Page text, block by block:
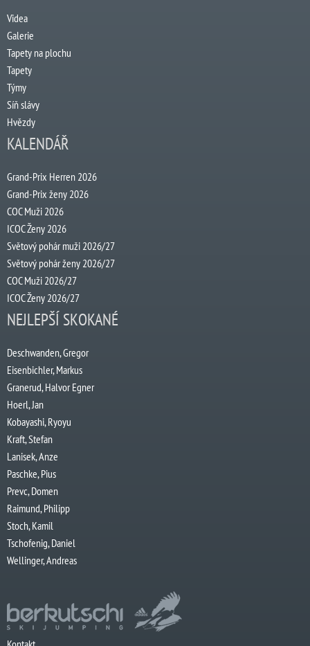
Videa
Galerie
Tapety na plochu
Tapety
Týmy
Síň slávy
Hvězdy
KALENDÁŘ
Grand-Prix Herren 2026
Grand-Prix ženy 2026
COC Muži 2026
ICOC Ženy 2026
Světový pohár muži 2026/27
Světový pohár ženy 2026/27
COC Muži 2026/27
ICOC Ženy 2026/27
NEJLEPŠÍ SKOKANÉ
Deschwanden, Gregor
Eisenbichler, Markus
Granerud, Halvor Egner
Hoerl, Jan
Kobayashi, Ryoyu
Kraft, Stefan
Lanisek, Anze
Paschke, Pius
Prevc, Domen
Raimund, Philipp
Stoch, Kamil
Tschofenig, Daniel
Wellinger, Andreas